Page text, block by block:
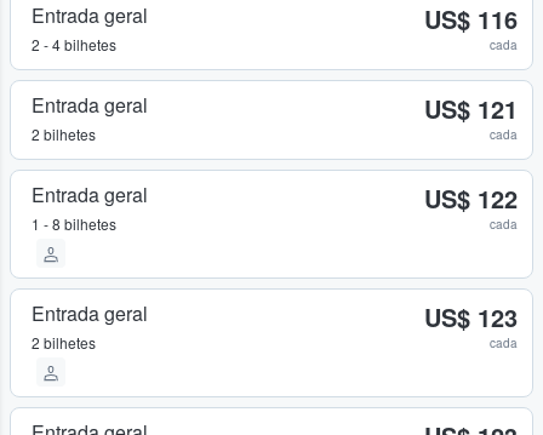
Entrada geral
2 - 4 bilhetes
US$ 116
cada
Entrada geral
2 bilhetes
US$ 121
cada
Entrada geral
1 - 8 bilhetes
US$ 122
cada
Entrada geral
2 bilhetes
US$ 123
cada